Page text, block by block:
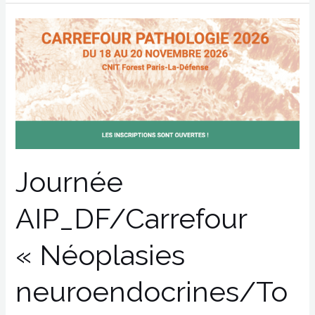
Journée
AIP_DF/Carrefour
« Néoplasies
neuroendocrines/To
Journée
AIP_DF/Carrefour
« Néoplasies
neuroendocrines/Tour
d’horizon
»
Couvelard
–
Pr
S
Guyetant
–
M